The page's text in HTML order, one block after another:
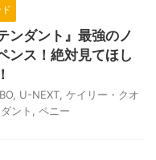
ンダント』最強のノ
ンス！絶対見てほし
U-NEXT ケイリー・クオ
ント ペニー